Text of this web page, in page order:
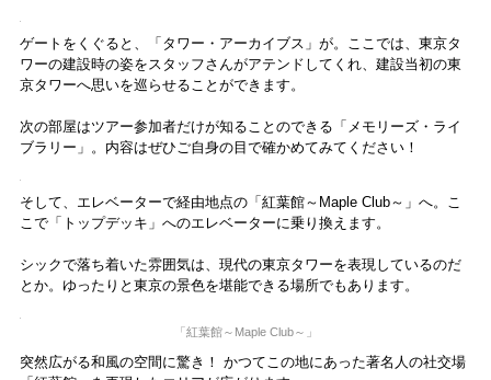
到着するのだそう。
エレベーター内はダウンライトのなか、天井の照明が七色に光りま
す。音楽が流れ、次第に外が見えてくる瞬間は高揚しますよ。